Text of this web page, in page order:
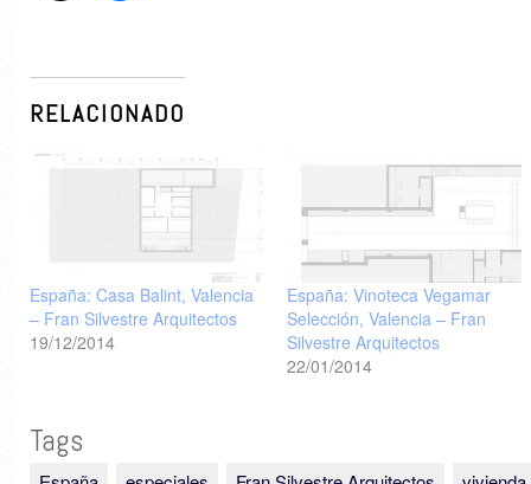
RELACIONADO
España: Casa Balint, Valencia
– Fran Silvestre Arquitectos
19/12/2014
España: Vinoteca Vegamar
Selección, Valencia – Fran
Silvestre Arquitectos
22/01/2014
Tags